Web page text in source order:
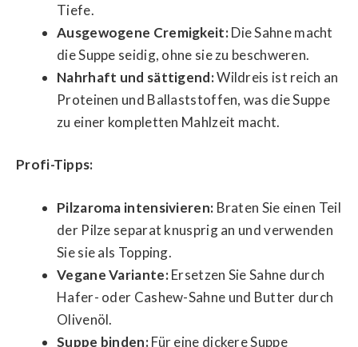
Tiefe.
Ausgewogene Cremigkeit:Die Sahne macht
die Suppe seidig, ohne sie zu beschweren.
Nahrhaft und sättigend:Wildreis ist reich an
Proteinen und Ballaststoffen, was die Suppe
zu einer kompletten Mahlzeit macht.
Profi-Tipps:
Pilzaroma intensivieren: Braten Sie einen Teil
der Pilze separat knusprig an und verwenden
Sie sie als Topping.
Vegane Variante:Ersetzen Sie Sahne durch
Hafer- oder Cashew-Sahne und Butter durch
Olivenöl.
Suppe binden:Für eine dickere Suppe